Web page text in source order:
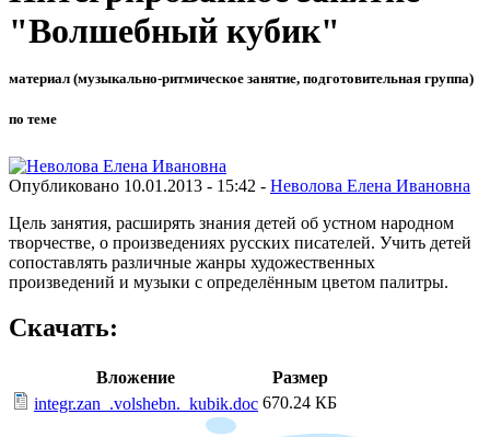
"Волшебный кубик"
материал (музыкально-ритмическое занятие, подготовительная группа)
по теме
Опубликовано 10.01.2013 - 15:42 - Неволова Елена Ивановна
Цель занятия, расширять знания детей об устном народном
творчестве, о произведениях русских писателей. Учить детей
сопоставлять различные жанры художественных
произведений и музыки с определённым цветом палитры.
Скачать:
Вложение
Размер
integr.zan_.volshebn._kubik.doc 670.24 КБ